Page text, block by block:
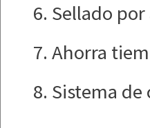
Sellado
Ahorra
Sistema